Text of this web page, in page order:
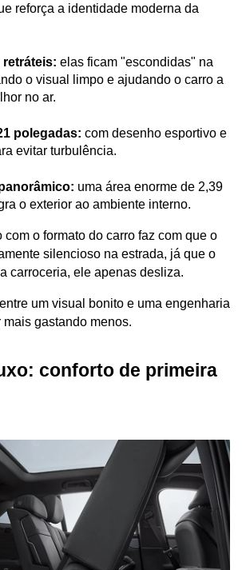
reforça a identidade moderna da
retráteis: elas ficam "escondidas" na
o visual limpo e ajudando o carro a
no ar.
polegadas: com desenho esportivo e
evitar turbulência.
uma área enorme de 2,39
o exterior ao ambiente interno.
com o formato do carro faz com que o
silencioso na estrada, já que o
carroceria, ele apenas desliza.
um visual bonito e uma engenharia
gastando menos.
conforto de primeira